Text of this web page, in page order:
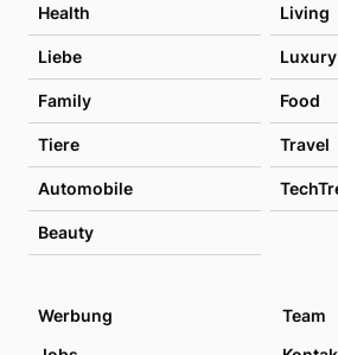
Health Living
Liebe Luxury
Family Food
Tiere Travel
Automobile
Beauty
Werbung
Team